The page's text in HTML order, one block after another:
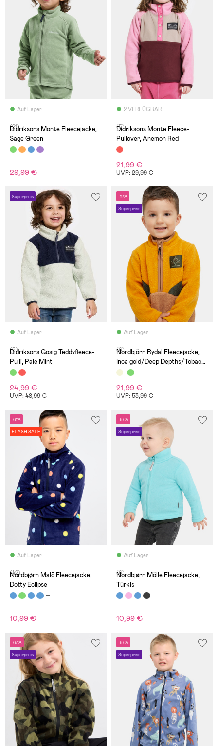
Auf Lager
(21)
Didriksons Monte Fleecejacke,
Sage Green
29,99 €
2 VERFÜGBAR
(5)
Didriksons Monte Fleece-
Pullover, Anemon Red
21,99 €
UVP: 29,99 €
Superpreis
Auf Lager
(5)
Didriksons Gosig Teddyfleece-
Pulli, Pale Mint
24,99 €
UVP: 48,99 €
-12%
Superpreis
Auf Lager
(6)
Nordbjörn Rydal Fleecejacke,
Inca gold/Deep Depths/Tobacco
brown
21,99 €
UVP: 53,99 €
-61%
FLASH SALE
Auf Lager
(42)
Nordbjørn Malö Fleecejacke,
Dotty Eclipse
10,99 €
-67%
Superpreis
Auf Lager
(6)
Nordbjørn Mölle Fleecejacke,
Türkis
10,99 €
-67%
Superpreis
-67%
Superpreis